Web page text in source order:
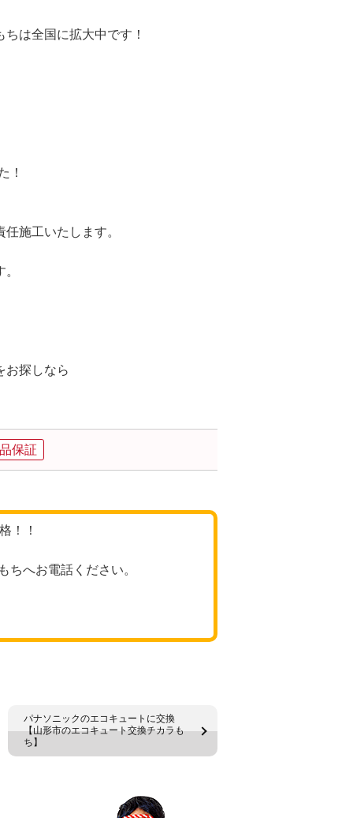
は全国に拡大中です！
！
施工いたします。
お探しなら
保証
！！
ちへお電話ください。
パナソニックのエコキュートに交換
【山形市のエコキュート交換チカラも
ち】